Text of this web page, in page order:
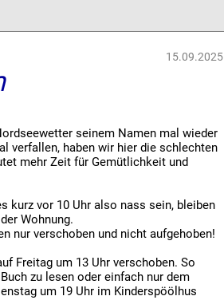
15.09.2025
seinem Namen mal wieder
verfallen, haben wir hier die schlechten
mehr Zeit für Gemütlichkeit und
kurz vor 10 Uhr also nass sein, bleiben
Wohnung.
nur verschoben und nicht aufgehoben!
Freitag um 13 Uhr verschoben. So
zu lesen oder einfach nur dem
um 19 Uhr im Kinderspöölhus